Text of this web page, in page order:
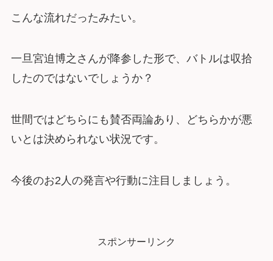
こんな流れだったみたい。
一旦宮迫博之さんが降参した形で、バトルは収拾
したのではないでしょうか？
世間ではどちらにも賛否両論あり、どちらかが悪
いとは決められない状況です。
今後のお2人の発言や行動に注目しましょう。
スポンサーリンク